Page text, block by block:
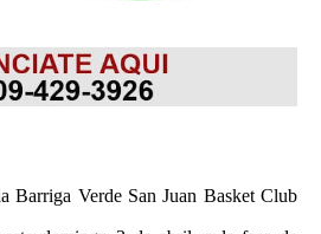
Barriga Verde San Juan Basket Club